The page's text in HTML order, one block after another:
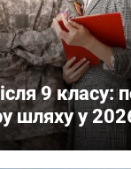
9 класу:
шляху у